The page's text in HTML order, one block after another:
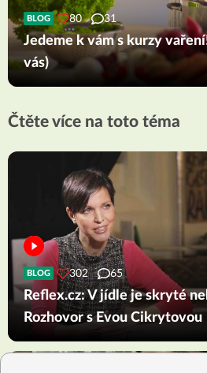
BLOG 80 31
Jedeme k vám s kurzy
vás)
Čtěte více na toto téma
BLOG 302 65
Reflex.cz: V jídle je skryté
Rozhovor s Evou Cikrytovou